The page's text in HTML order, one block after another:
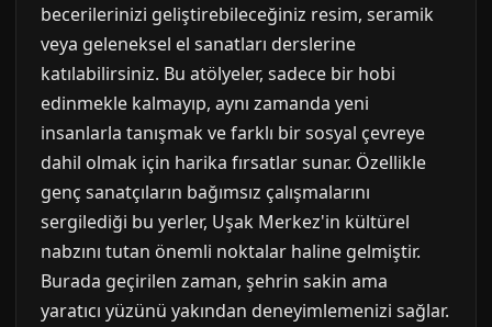
becerilerinizi geliştirebileceğiniz resim, seramik
veya geleneksel el sanatları derslerine
katılabilirsiniz. Bu atölyeler, sadece bir hobi
edinmekle kalmayıp, aynı zamanda yeni
insanlarla tanışmak ve farklı bir sosyal çevreye
dahil olmak için harika fırsatlar sunar. Özellikle
genç sanatçıların bağımsız çalışmalarını
sergilediği bu yerler, Uşak Merkez'in kültürel
nabzını tutan önemli noktalar haline gelmiştir.
Burada geçirilen zaman, şehrin sakin ama
yaratıcı yüzünü yakından deneyimlemenizi sağlar.